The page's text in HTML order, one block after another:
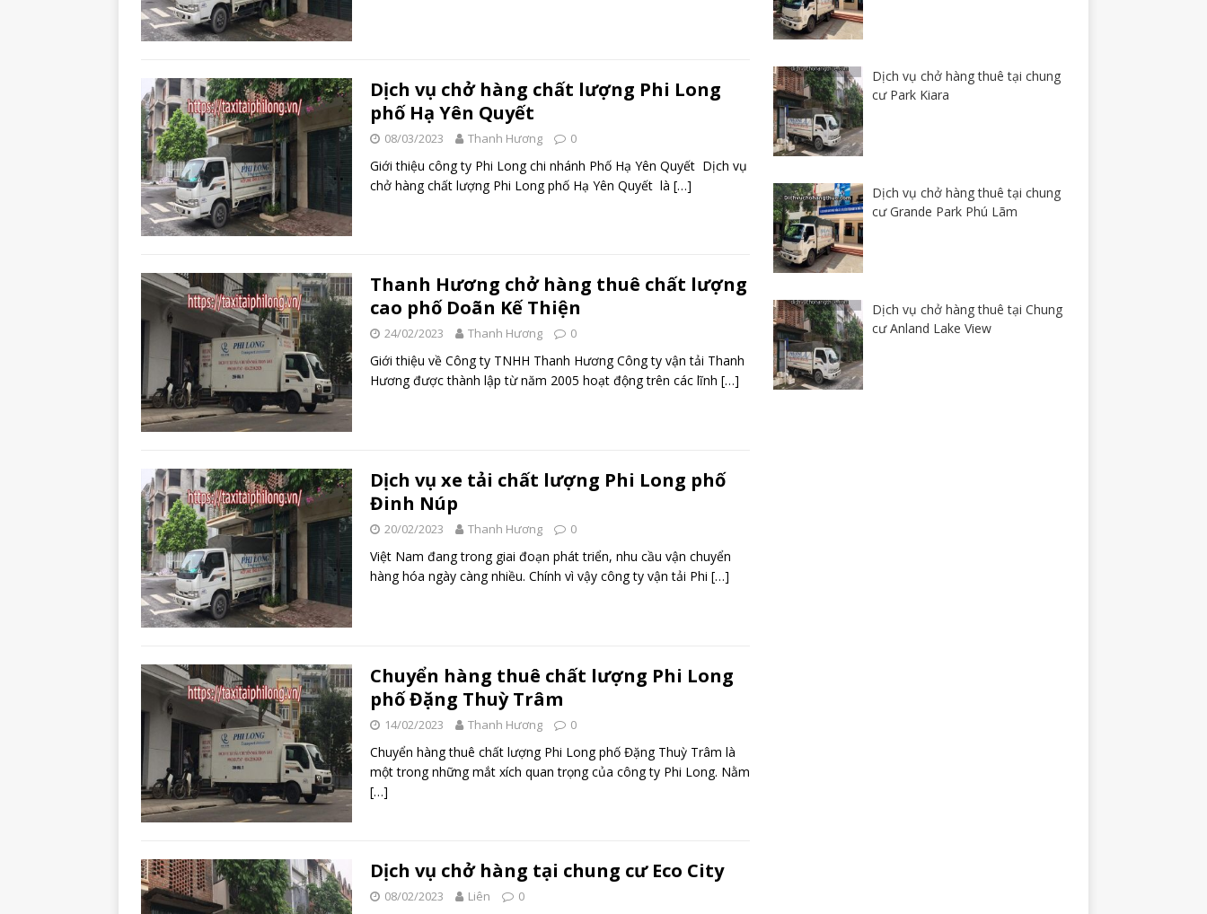
Dịch vụ chở hàng chất lượng Phi Long
phố Hạ Yên Quyết
08/03/2023 Thanh Hương 0
Giới thiệu công ty Phi Long chi nhánh Phố Hạ Yên Quyết Dịch vụ
chở hàng chất lượng Phi Long phố Hạ Yên Quyết là […]
Thanh Hương chở hàng thuê chất lượng
cao phố Doãn Kế Thiện
24/02/2023 Thanh Hương 0
Giới thiệu về Công ty TNHH Thanh Hương Công ty vận tải Thanh
Hương được thành lập từ năm 2005 hoạt động trên các lĩnh […]
Dịch vụ xe tải chất lượng Phi Long phố
Đinh Núp
20/02/2023 Thanh Hương 0
Việt Nam đang trong giai đoạn phát triển, nhu cầu vận chuyển
hàng hóa ngày càng nhiều. Chính vì vậy công ty vận tải Phi […]
Chuyển hàng thuê chất lượng Phi Long
phố Đặng Thuỳ Trâm
14/02/2023 Thanh Hương 0
Chuyển hàng thuê chất lượng Phi Long phố Đặng Thuỳ Trâm là
một trong những mắt xích quan trọng của công ty Phi Long. Nằm
[…]
Dịch vụ chở hàng tại chung cư Eco City
08/02/2023 Liên 0
Dịch vụ chở hàng thuê tại chung
cư Park Kiara
Dịch vụ chở hàng thuê tại chung
cư Grande Park Phú Lãm
Dịch vụ chở hàng thuê tại Chung
cư Anland Lake View